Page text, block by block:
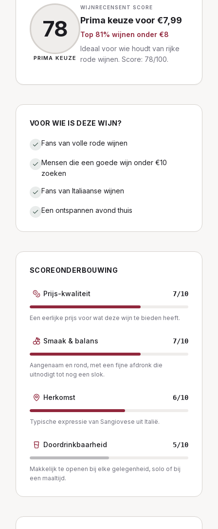
78
PRIMA KEUZE
WIJNRECENSENT SCORE
Prima keuzevoor €7,99
Top 81% wijnen onder €8
Ideaal voor wie houdt van rijke
rode wijnen. Score: 78/100.
VOOR WIE IS DEZE WIJN?
Fans van volle rode wijnen
Mensen die een goede wijn onder €10
zoeken
Fans van Italiaanse wijnen
Een ontspannen avond thuis
SCOREONDERBOUWING
Prijs-kwaliteit 7/10
Een eerlijke prijs voor wat deze wijn te bieden heeft.
Smaak & balans 7/10
Aangenaam en rond, met een fijne afdronk die
uitnodigt tot nog een slok.
Herkomst 6/10
Typische expressie van Sangiovese uit Italië.
Doordrinkbaarheid 5/10
Makkelijk te openen bij elke gelegenheid, solo of bij
een maaltijd.